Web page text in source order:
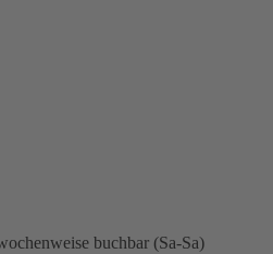
buchbar (Sa-Sa)